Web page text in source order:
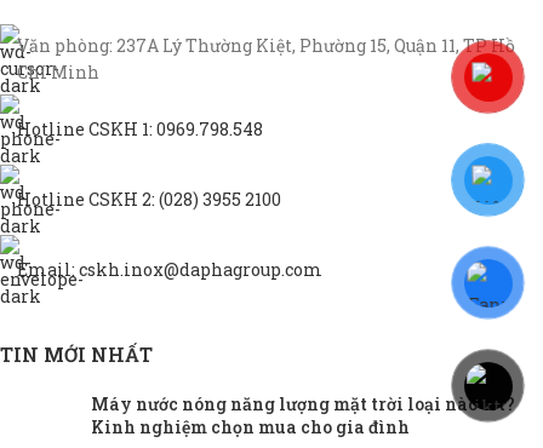
Văn phòng: 237A Lý Thường Kiệt, Phường 15, Quận 11, TP Hồ
Chí Minh
Hotline CSKH 1: 0969.798.548
Hotline CSKH 2: (028) 3955 2100
Email: cskh.inox@daphagroup.com
TIN MỚI NHẤT
Máy nước nóng năng lượng mặt trời loại nào tốt?
Kinh nghiệm chọn mua cho gia đình